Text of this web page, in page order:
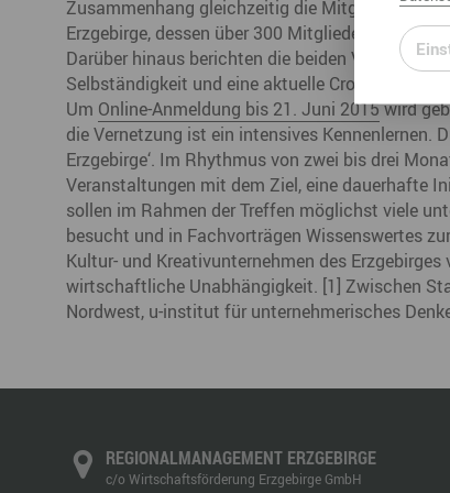
Zusammenhang gleichzeitig die Mitglieder einer
Erzgebirge, dessen über 300 Mitglieder sich
Darüber hinaus berichten die beiden
Selbständigkeit und eine aktuelle
Um Online-Anmeldung bis 21. Juni 2015wird
die Vernetzung ist ein intensives Kennenlernen.
Erzgebirge‘. Im Rhythmus von zwei bis drei
Veranstaltungen mit dem Ziel, eine dauerhafte
sollen im Rahmen der Treffen möglichst viele
besucht und in Fachvorträgen Wissenswertes
Kultur- und Kreativunternehmen des
wirtschaftliche Unabhängigkeit. [1] Zwischen
Nordwest, u-institut für unternehmerisches
REGIONALMANAGEMENT ERZGEBIRGE
c/o Wirtschaftsförderung Erzgebirge GmbH